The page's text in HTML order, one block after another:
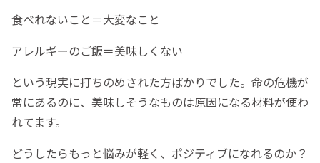
食べれないこと＝大変なこと
アレルギーのご飯＝美味しくない
という現実に打ちのめされた方ばかりでした。命の危機が
常にあるのに、美味しそうなものは原因になる材料が使わ
れてます。
どうしたらもっと悩みが軽く、ポジティブになれるのか？